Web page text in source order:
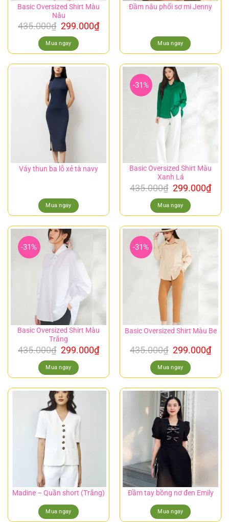
Basic Oversized Shirt Màu
Nâu
435.000₫ 299.000₫
Mua ngay
Đầm nâu phối sơ mi Jenny
Mua ngay
Váy thun ba lỗ xẻ tà navy
Mua ngay
-31%
Basic Oversized Shirt Màu
Xanh Lá
435.000₫ 299.000₫
Mua ngay
-31%
Basic Oversized Shirt Màu
Trắng
435.000₫ 299.000₫
Mua ngay
-31%
Basic Oversized Shirt Màu Be
435.000₫ 299.000₫
Mua ngay
Madine – Quần short (Trắng)
Mua ngay
Đầm tay bồng nơ đen Emily
Mua ngay